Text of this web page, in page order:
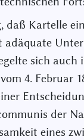
daß Kartelle
adäquate
sich auch
4. Februar
der
eines